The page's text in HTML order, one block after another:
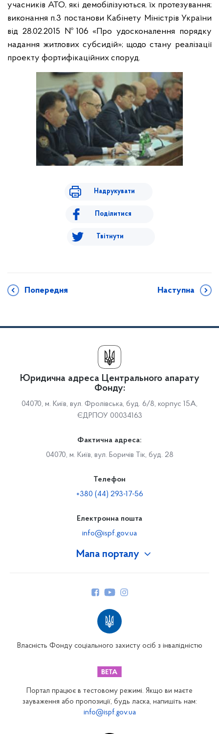
учасників АТО, які демобілізуються, їх протезування;
виконання п.3 постанови Кабінету Міністрів України
від 28.02.2015 №106 «Про удосконалення порядку
надання житлових субсидій»; щодо стану реалізації
проекту фортифікаційних споруд.
Надрукувати
Поділитися
Твітнути
Попередня Наступна
Мапа порталу
Закарпатське відділення
Запорізьке відділення
Юридична адреса Центрального апарату
Фонду:
04070, м. Київ, вул. Фролівська, буд. 6/8, корпус 15А,
ЄДРПОУ 00034163
Фактична адреса:
04070, м. Київ, вул. Боричів Тік, буд. 28
Телефон
+380 (44) 293-17-56
Електронна пошта
info@ispf.gov.ua
Власність Фонду соціального захисту осіб з інвалідністю
Портал працює в тестовому режимі. Якщо ви маєте
зауваження або пропозиції, будь ласка, напишіть нам:
info@ispf.gov.ua